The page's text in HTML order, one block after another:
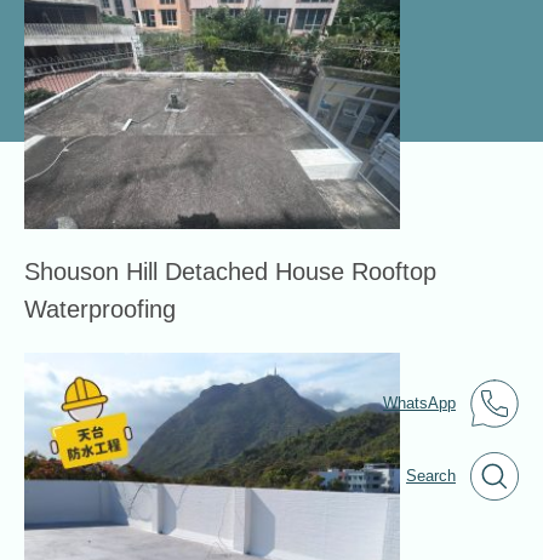
WhatsApp
Search
Shouson Hill Detached House Rooftop
Waterproofing